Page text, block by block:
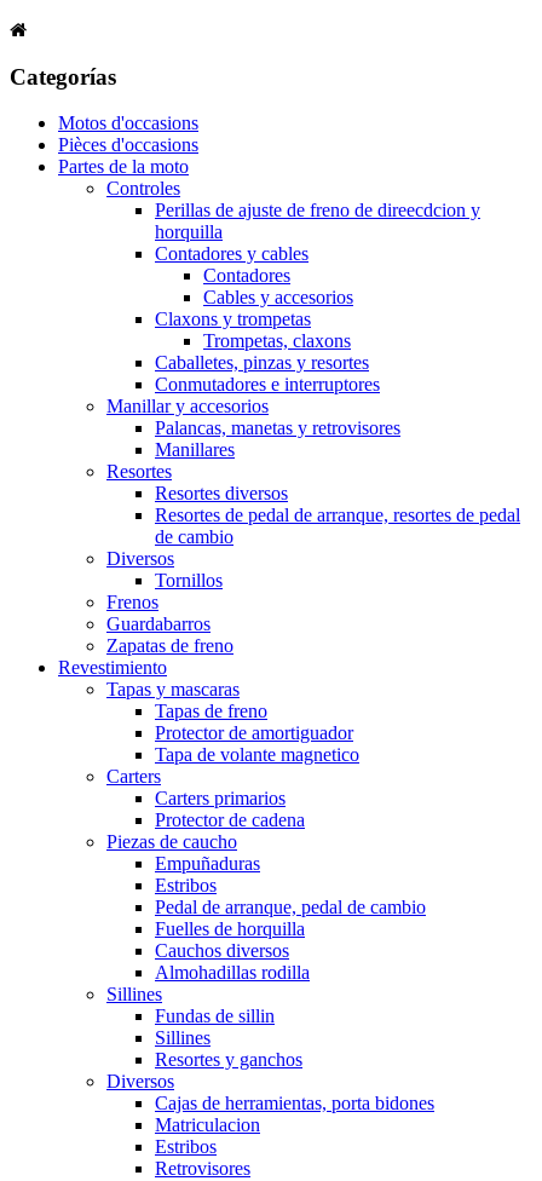
Categorías
Motos d'occasions
Pièces d'occasions
Partes de la moto
Controles
Perillas de ajuste de freno de direecdcion y
horquilla
Contadores y cables
Contadores
Cables y accesorios
Claxons y trompetas
Trompetas, claxons
Caballetes, pinzas y resortes
Conmutadores e interruptores
Manillar y accesorios
Palancas, manetas y retrovisores
Manillares
Resortes
Resortes diversos
Resortes de pedal de arranque, resortes de pedal
de cambio
Diversos
Tornillos
Frenos
Guardabarros
Zapatas de freno
Revestimiento
Tapas y mascaras
Tapas de freno
Protector de amortiguador
Tapa de volante magnetico
Carters
Carters primarios
Protector de cadena
Piezas de caucho
Empuñaduras
Estribos
Pedal de arranque, pedal de cambio
Fuelles de horquilla
Cauchos diversos
Almohadillas rodilla
Sillines
Fundas de sillin
Sillines
Resortes y ganchos
Diversos
Cajas de herramientas, porta bidones
Matriculacion
Estribos
Retrovisores